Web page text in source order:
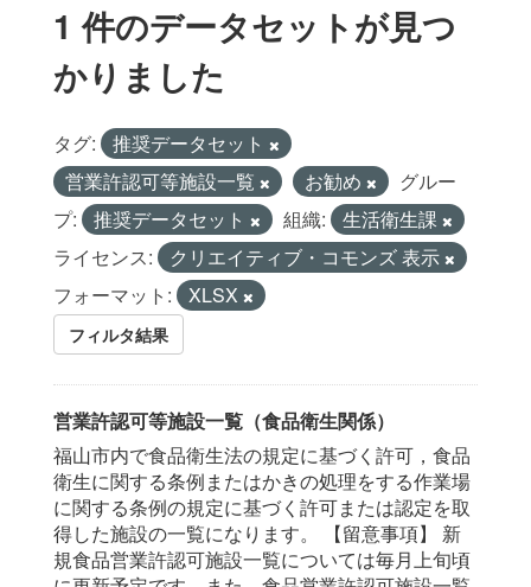
1 件のデータセットが見つ
かりました
タグ:
推奨データセット
営業許認可等施設一覧
お勧め
グルー
プ:
推奨データセット 組織:
生活衛生課
ライセンス:
クリエイティブ・コモンズ 表示
フォーマット:
XLSX
フィルタ結果
営業許認可等施設一覧（食品衛生関係）
福山市内で食品衛生法の規定に基づく許可，食品
衛生に関する条例またはかきの処理をする作業場
に関する条例の規定に基づく許可または認定を取
得した施設の一覧になります。 【留意事項】 新
規食品営業許認可施設一覧については毎月上旬頃